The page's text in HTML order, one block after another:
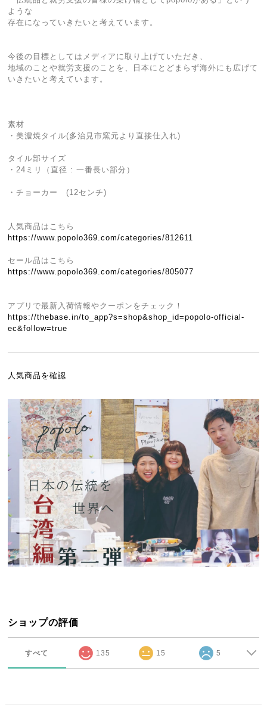
ような
存在になっていきたいと考えています。
今後の目標としてはメディアに取り上げていただき、
地域のことや就労支援のことを、日本にとどまらず海外にも広げて
いきたいと考えています。
素材
・美濃焼タイル(多治見市窯元より直接仕入れ)
タイル部サイズ
・24ミリ（直径 : 一番長い部分）
・チョーカー (12センチ)
人気商品はこちら
https://www.popolo369.com/categories/812611
セール品はこちら
https://www.popolo369.com/categories/805077
アプリで最新入荷情報やクーポンをチェック！
https://thebase.in/to_app?s=shop&shop_id=popolo-official-
ec&follow=true
人気商品を確認
ショップの評価
すべて 135 15 5